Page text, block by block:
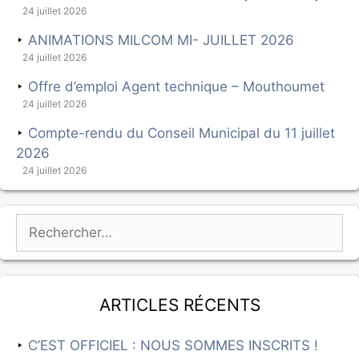
24 juillet 2026
ANIMATIONS MILCOM MI- JUILLET 2026
24 juillet 2026
Offre d’emploi Agent technique – Mouthoumet
24 juillet 2026
Compte-rendu du Conseil Municipal du 11 juillet
2026
24 juillet 2026
Articles récents
C’EST OFFICIEL : NOUS SOMMES INSCRITS !